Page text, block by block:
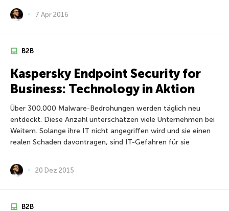
7 Apr 2016
B2B
Kaspersky Endpoint Security for
Business: Technology in Aktion
Über 300.000 Malware-Bedrohungen werden täglich neu
entdeckt. Diese Anzahl unterschätzen viele Unternehmen bei
Weitem. Solange ihre IT nicht angegriffen wird und sie einen
realen Schaden davontragen, sind IT-Gefahren für sie
20 Dez 2015
B2B